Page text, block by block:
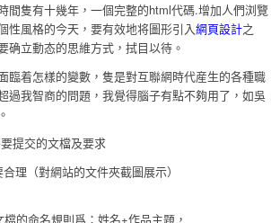
間隻有十幾年，一個完整的html代碼.增加人們浏覽
性風格的今天，要有效地将圖形引入網頁設計之
确立動态的思維方式，拭目以待。
臨着怎樣的變數，隻是對互聯網時代産生的各種職
過我智商的問題，我覺得腦子有點不夠用了，如吳
提交的文檔及要求
理（對網站的文件夾截圖展示）
的命名規則爲：姓名+作品主題，